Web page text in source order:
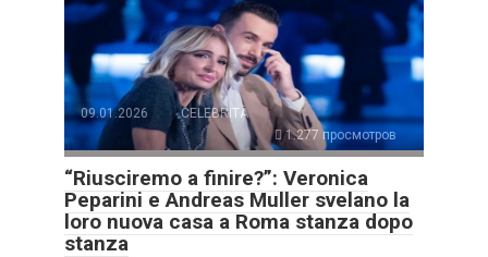
09.01.2026
CELEBRITÀ
1.277 просмотров
“Riusciremo a finire?”: Veronica
Peparini e Andreas Muller svelano la
loro nuova casa a Roma stanza dopo
stanza